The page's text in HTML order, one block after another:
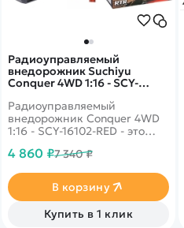
Радиоуправляемый
внедорожник Suchiyu
Conquer 4WD 1:16 - SCY-
Радиоуправляемый
внедорожник Conquer 4WD
1:16 - SCY-16102-RED - это
популярного производителя
выполнен в масштабе 1/16 и
отличается от конкурентов
наличием интеллектуальной
аккумуляторной батареи,
4 860 ₽7 340 ₽
В корзину
Купить в 1 клик